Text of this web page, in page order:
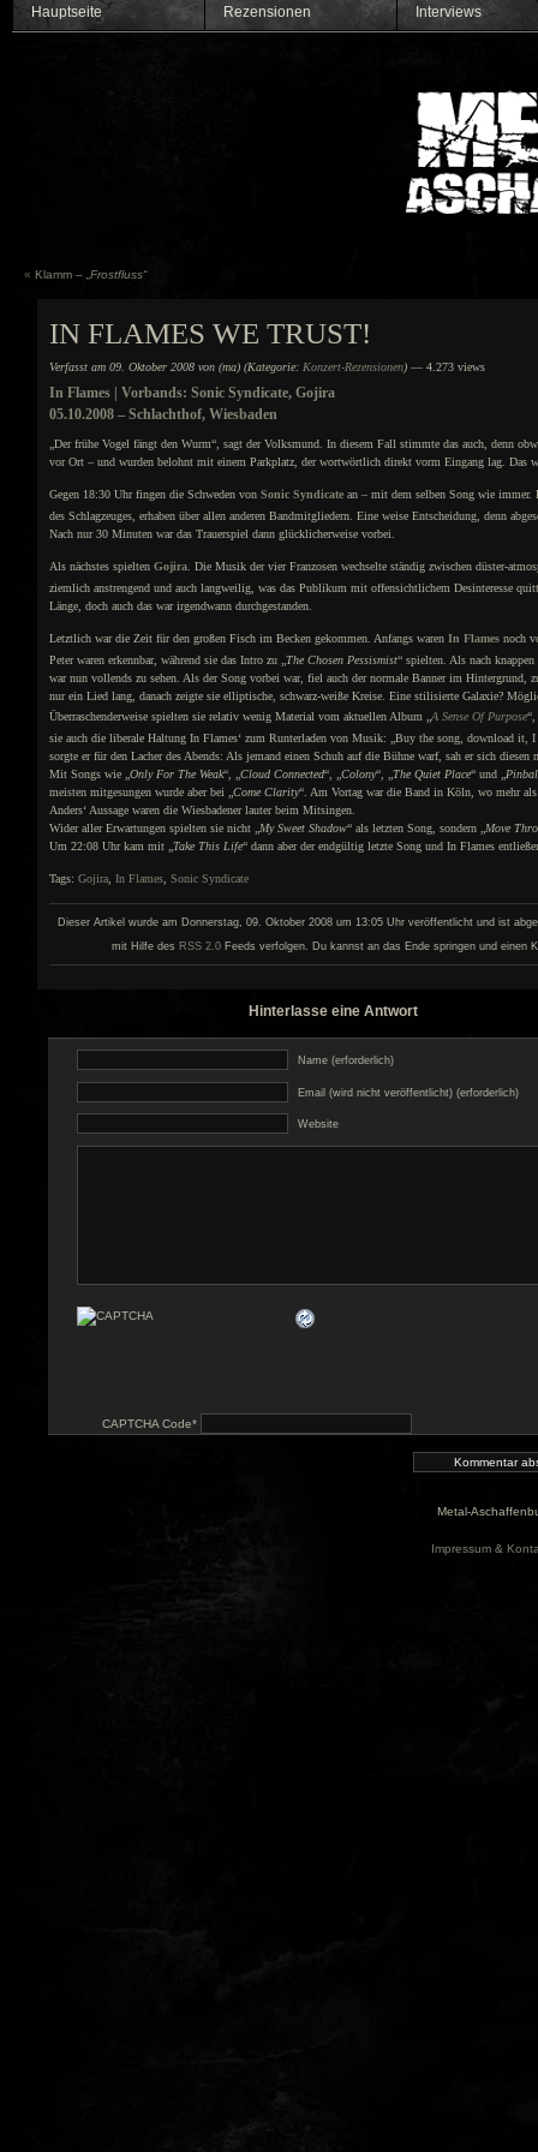
Hauptseite Rezensionen Interviews
« Klamm – „Frostfluss“
IN FLAMES WE TRUST!
Verfasst am 09. Oktober 2008 von (ma) (Kategorie: Konzert-Rezensionen) — 4.273 views
In Flames | Vorbands: Sonic Syndicate, Gojira
05.10.2008 – Schlachthof, Wiesbaden
„Der frühe Vogel fängt den Wurm“, sagt der Volksmund. In diesem Fall stimmte das auch, denn
vor Ort – und wurden belohnt mit einem Parkplatz, der wortwörtlich direkt vorm Eingang lag. Das
Gegen 18:30 Uhr fingen die Schweden von Sonic Syndicate an – mit dem selben Song wie immer.
des Schlagzeuges, erhaben über allen anderen Bandmitgliedern. Eine weise Entscheidung, denn
Nach nur 30 Minuten war das Trauerspiel dann glücklicherweise vorbei.
Als nächstes spielten Gojira . Die Musik der vier Franzosen wechselte ständig zwischen düster-
ziemlich anstrengend und auch langweilig, was das Publikum mit offensichtlichem Desinteresse
Länge, doch auch das war irgendwann durchgestanden.
Letztlich war die Zeit für den großen Fisch im Becken gekommen. Anfangs waren In Flames noch
Peter waren erkennbar, während sie das Intro zu „ The Chosen Pessismist“ spielten. Als nach
war nun vollends zu sehen. Als der Song vorbei war, fiel auch der normale Banner im Hintergrund,
nur ein Lied lang, danach zeigte sie elliptische, schwarz-weiße Kreise. Eine stilisierte Galaxie?
Überraschenderweise spielten sie relativ wenig Material vom aktuellen Album „ A Sense Of Purpose“,
sie auch die liberale Haltung In Flames‘ zum Runterladen von Musik: „Buy the song, download it,
sorgte er für den Lacher des Abends: Als jemand einen Schuh auf die Bühne warf, sah er sich
Mit Songs wie „ Only For The Weak“, „ Cloud Connected“, „ Colony“, „ The Quiet Place“ und „
meisten mitgesungen wurde aber bei „ Come Clarity“. Am Vortag war die Band in Köln, wo mehr
Anders‘ Aussage waren die Wiesbadener lauter beim Mitsingen.
Wider aller Erwartungen spielten sie nicht „ My Sweet Shadow“ als letzten Song, sondern „ Move
Um 22:08 Uhr kam mit „ Take This Life“ dann aber der endgültig letzte Song und In Flames
Tags: Gojira In Flames Sonic Syndicate
Dieser Artikel wurde am Donnerstag, 09. Oktober 2008 um 13:05 Uhr veröffentlicht und ist
mit Hilfe des RSS 2.0 Feeds verfolgen. Du kannst an das Ende springen und
Hinterlasse eine Antwort
Name (erforderlich)
Email (wird nicht veröffentlicht) (erforderlich)
Website
CAPTCHA Code*
Metal-
Impressum &